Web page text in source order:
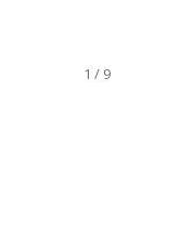
1 / 9